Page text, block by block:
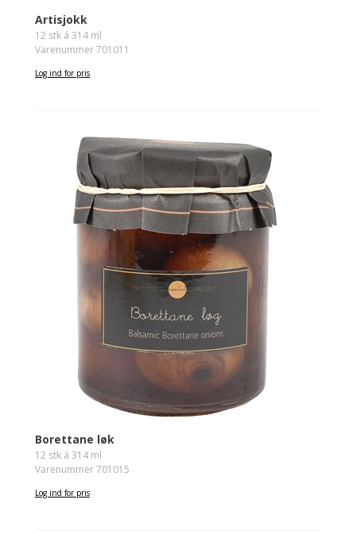
Artisjokk
12 stk á 314 ml
Varenummer 701011
Log ind for pris
Borettane løk
12 stk á 314 ml
Varenummer 701015
Log ind for pris